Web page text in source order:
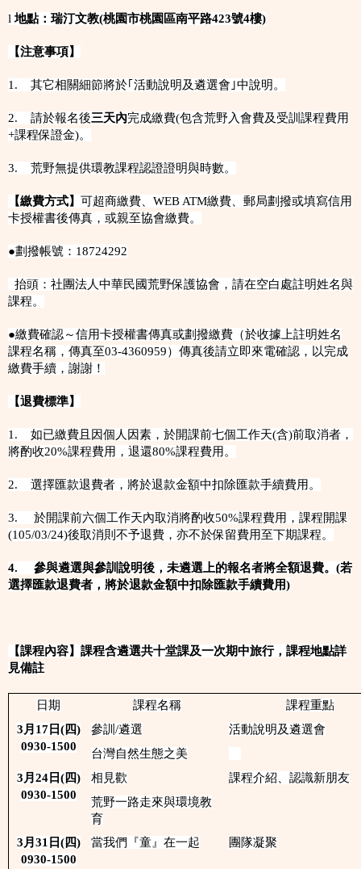
l地點：瑞汀文教(桃園市桃園區南平路423號4樓)
【注意事項】
1. 其它相關細節將於｢活動說明及遴選會｣中說明。
2. 請於報名後三天內完成繳費(包含荒野入會費及受訓課程費用
+課程保證金)。
3. 荒野無提供環教課程認證證明與時數。
【繳費方式】可超商繳費、WEB ATM繳費、郵局劃撥或填寫信用
卡授權書後傳真，或親至協會繳費。
●劃撥帳號：18724292
抬頭：社團法人中華民國荒野保護協會，請在空白處註明姓名與
課程。
●繳費確認～信用卡授權書傳真或劃撥繳費（於收據上註明姓名
課程名稱，傳真至03-4360959）傳真後請立即來電確認，以完成
繳費手續，謝謝！
【退費標準】
1. 如已繳費且因個人因素，於開課前七個工作天(含)前取消者，
將酌收20%課程費用，退還80%課程費用。
2. 選擇匯款退費者，將於退款金額中扣除匯款手續費用。
3. 於開課前六個工作天內取消將酌收50%課程費用，課程開課
(105/03/24)後取消則不予退費，亦不於保留費用至下期課程。
4. 參與遴選與參訓說明後，未遴選上的報名者將全額退費。(若
選擇匯款退費者，將於退款金額中扣除匯款手續費用)
【課程內容】課程含遴選共十堂課及一次期中旅行，課程地點詳
見備註
日期 課程名稱
課程重點
3 月 17日(四)
0930-1500
參訓/遴選
活動說明及遴選會
台灣自然生態之美
3 月 24日(四)
0930-1500
相見歡
課程介紹、認識新朋友
荒野一路走來與環境教
育
3 月 31 日(四)
0930-1500
當我們『童』在一起 團隊凝聚